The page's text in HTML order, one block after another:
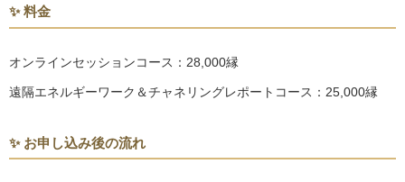
✨ 料金
オンラインセッションコース：28,000縁
遠隔エネルギーワーク＆チャネリングレポートコース：25,000縁
✨ お申し込み後の流れ